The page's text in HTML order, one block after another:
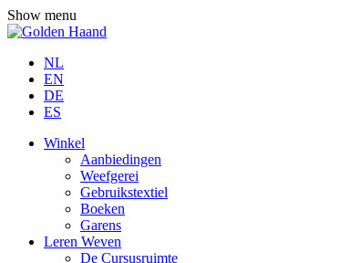
Show menu
NL
EN
DE
ES
Winkel
Aanbiedingen
Weefgerei
Gebruikstextiel
Boeken
Garens
Leren Weven
De Cursusruimte